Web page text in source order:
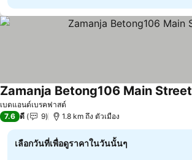
เบดแอนด์เบรคฟาสต์
Zamanja Betong106 Main Street
7.6 ดี 9 1.8 km ถึง ตัวเมือง
เลือกวันที่เพื่อดูราคาในวันนั้นๆ